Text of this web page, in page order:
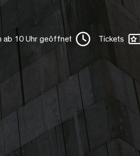
ab 10 Uhr geöffnet Tickets